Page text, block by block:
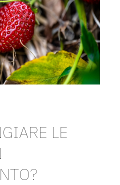
LE